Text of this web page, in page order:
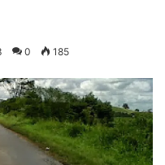
0 185